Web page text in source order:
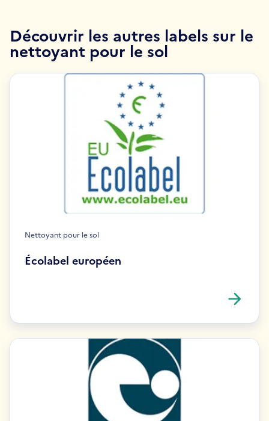
Découvrir les autres labels sur le
nettoyant pour le sol
Nettoyant pour le sol
Écolabel européen